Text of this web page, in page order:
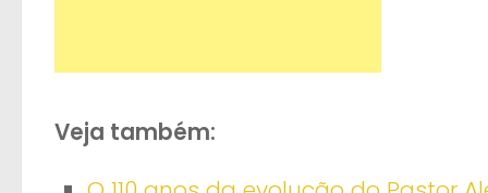
Veja também: